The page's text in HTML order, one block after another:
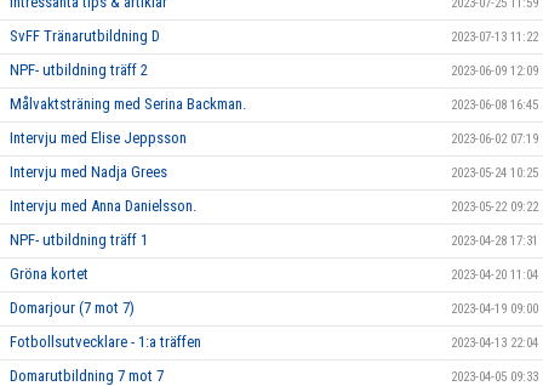
SvFF Tränarutbildning D 2023-07-13 11:22
NPF- utbildning träff 2 2023-06-09 12:09
Målvaktsträning med Serina Backman. 2023-06-08 16:45
Intervju med Elise Jeppsson 2023-06-02 07:19
Intervju med Nadja Grees 2023-05-24 10:25
Intervju med Anna Danielsson. 2023-05-22 09:22
NPF- utbildning träff 1 2023-04-28 17:31
Gröna kortet 2023-04-20 11:04
Domarjour (7 mot 7) 2023-04-19 09:00
Fotbollsutvecklare - 1:a träffen 2023-04-13 22:04
Domarutbildning 7 mot 7 2023-04-05 09:33